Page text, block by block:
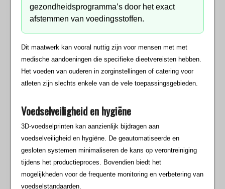
gezondheidsprogramma’s door het exact
afstemmen van voedingsstoffen.
Dit maatwerk kan vooral nuttig zijn voor mensen met met
medische aandoeningen die specifieke dieetvereisten hebben.
Het voeden van ouderen in zorginstellingen of catering voor
atleten zijn slechts enkele van de vele toepassingsgebieden.
Voedselveiligheid en hygiëne
3D-voedselprinten kan aanzienlijk bijdragen aan
voedselveiligheid en hygiëne. De geautomatiseerde en
gesloten systemen minimaliseren de kans op verontreiniging
tijdens het productieproces. Bovendien biedt het
mogelijkheden voor de frequente monitoring en verbetering van
voedselstandaarden.